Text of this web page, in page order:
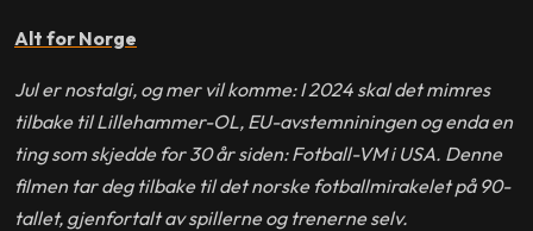
Alt for Norge
Jul er nostalgi, og mer vil komme: I 2024 skal det mimres
tilbake til Lillehammer-OL, EU-avstemniningen og enda en
ting som skjedde for 30 år siden: Fotball-VM i USA. Denne
filmen tar deg tilbake til det norske fotballmirakelet på 90-
tallet, gjenfortalt av spillerne og trenerne selv.